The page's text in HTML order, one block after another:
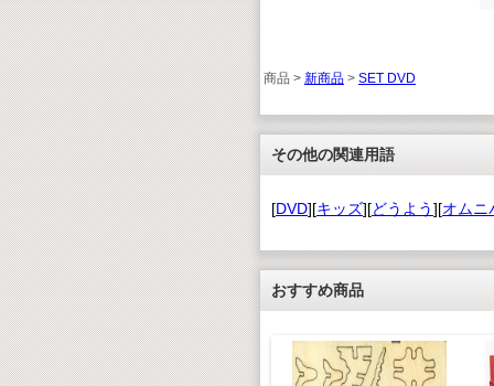
商品 > 新商品 > SET DVD
その他の関連用語
[DVD][キッズ][どうよう][オムニ
おすすめ商品